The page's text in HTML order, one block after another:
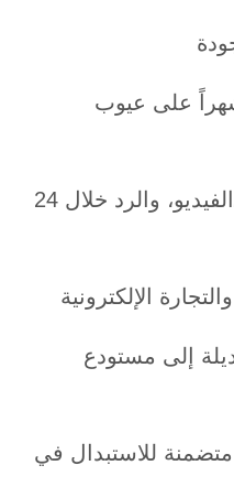
محدود لمدة 12 شهراً على عيوب
- حل سريع: إثبات بالصور/الفيديو، والرد خلال 24
إلى مستودع
للاستبدال في